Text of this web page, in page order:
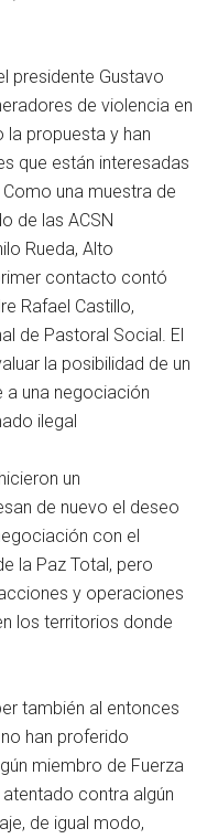
presidente Gustavo
de violencia en
la propuesta y han
que están interesadas
una muestra de
de las ACSN
Rueda, Alto
contacto contó
Rafael Castillo,
de Pastoral Social. El
la posibilidad de un
una negociación
ilegal
un
de nuevo el deseo
con el
la Paz Total, pero
y operaciones
los territorios donde
también al entonces
han proferido
miembro de Fuerza
contra algún
de igual modo,